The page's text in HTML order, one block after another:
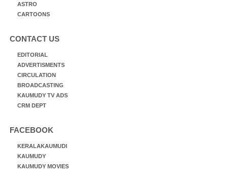
ASTRO
CARTOONS
CONTACT US
EDITORIAL
ADVERTISMENTS
CIRCULATION
BROADCASTING
KAUMUDY TV ADS
CRM DEPT
FACEBOOK
KERALAKAUMUDI
KAUMUDY
KAUMUDY MOVIES